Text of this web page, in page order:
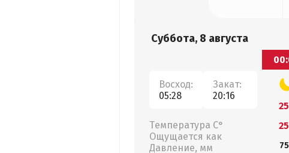
Суббота, 8 августа
Восход:
05:28
Закат:
20:16
Температура С°
Ощущается как
Давление, мм